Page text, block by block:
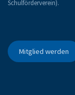
Schulförderverein).
Mitglied werden